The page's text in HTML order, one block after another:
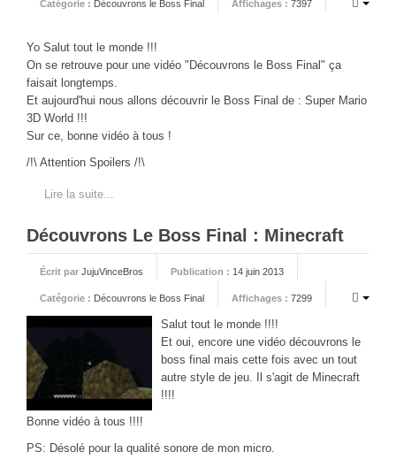
Minecraft
Battlefield Montage
Chroniques du jeu video
ANIM
Stop Motions & Animations
Sonic the Hedgehog 2
Divers Stop Motions
Sonic Chronicles Le Film
Review Figurines
HARD & SOFT
Unboxing
Reviews
Tutoriels
Catégorie : Découvrons le Boss Final Affichages : 7397
Yo Salut tout le monde !!!
On se retrouve pour une vidéo "Découvrons le Boss Final" ça
faisait longtemps.
Et aujourd'hui nous allons découvrir le Boss Final de : Super Mario
3D World !!!
Sur ce, bonne vidéo à tous !
/!\ Attention Spoilers /!\
Lire la suite...
Découvrons Le Boss Final : Minecraft
Écrit par JujuVinceBros Publication : 14 juin 2013
Catégorie : Découvrons le Boss Final Affichages : 7299
Salut tout le monde !!!!
Et oui, encore une vidéo découvrons le
boss final mais cette fois avec un tout
autre style de jeu. Il s'agit de Minecraft
!!!!
Bonne vidéo à tous !!!!
PS: Désolé pour la qualité sonore de mon micro.